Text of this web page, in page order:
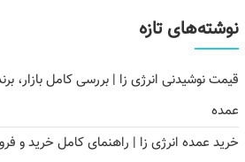
نوشته‌های تازه
قیمت نوشیدنی انرژی زا | بررسی کامل بازار،
عمده
خرید عمده انرژی زا | راهنمای کامل خرید و